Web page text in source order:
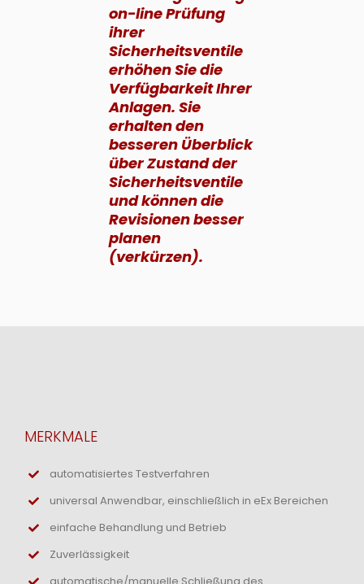
on-line Prüfung
ihrer
Sicherheitsventile
erhöhen Sie die
Verfügbarkeit Ihrer
Anlagen. Sie
erhalten den
besseren Überblick
über Zustand der
Sicherheitsventile
und können die
Revisionen besser
planen
(verkürzen).
MERKMALE
automatisiertes Testverfahren
universal Anwendbar, einschließlich in eEx Bereichen
einfache Behandlung und Betrieb
Zuverlässigkeit